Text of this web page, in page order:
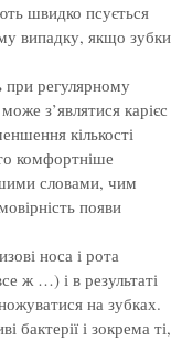
швидко псується
випадку, якщо зубки
при регулярному
з’являтися карієс
кількості
комфортніше
словами, чим
появи
носа і рота
ж …) і в результаті
на зубках.
бактерії і зокрема ті,